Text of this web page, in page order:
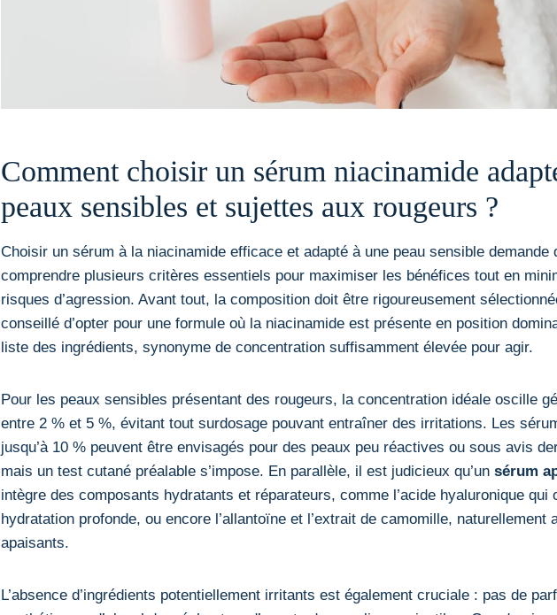
Comment choisir un sérum niacinamide
peaux sensibles et sujettes aux rougeurs ?
Choisir un sérum à la niacinamide efficace et adapté à une peau sensible demande
comprendre plusieurs critères essentiels pour maximiser les bénéfices tout en
risques d’agression. Avant tout, la composition doit être rigoureusement
conseillé d’opter pour une formule où la niacinamide est présente en position
liste des ingrédients, synonyme de concentration suffisamment élevée pour agir.
Pour les peaux sensibles présentant des rougeurs, la concentration idéale oscille
entre 2 % et 5 %, évitant tout surdosage pouvant entraîner des irritations. Les
jusqu’à 10 % peuvent être envisagés pour des peaux peu réactives ou sous avis
mais un test cutané préalable s’impose. En parallèle, il est judicieux qu’un sérum
intègre des composants hydratants et réparateurs, comme l’acide hyaluronique qui
hydratation profonde, ou encore l’allantoïne et l’extrait de camomille, naturellement
apaisants.
L’absence d’ingrédients potentiellement irritants est également cruciale : pas de